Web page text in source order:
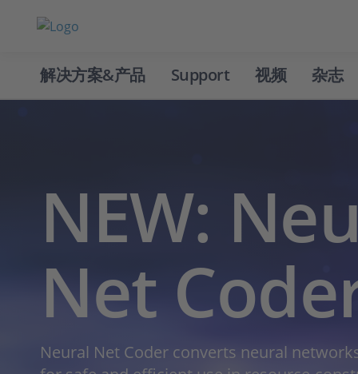
解决方案&产品 Support 视频 杂志
NEW:
Net
Neural Net Coder converts neural